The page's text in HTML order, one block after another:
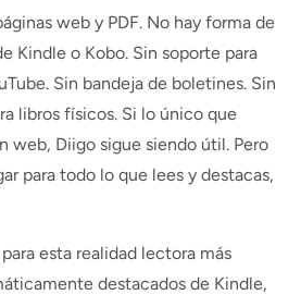
web y PDF. No hay forma de
Kindle o Kobo. Sin soporte para
Sin bandeja de boletines. Sin
libros físicos. Si lo único que
web, Diigo sigue siendo útil. Pero
para todo lo que lees y destacas,
esta realidad lectora más
destacados de Kindle,